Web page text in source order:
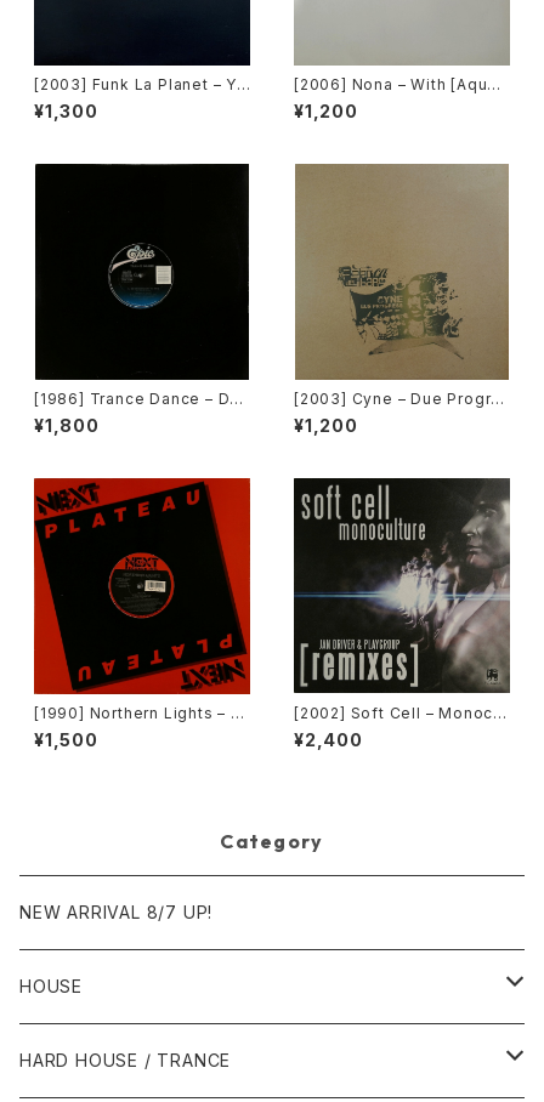
[2003] Funk La Planet – Yo
u Gave Me Love (Funk La
Planet 007)[Funk La Plane
¥1,300
[2006] Nona – With [Aqua]
[PROMO]
¥1,200
[1986] Trance Dance – Do
The Dance [Epic]
¥1,800
[2003] Cyne – Due Progre
ss [Botanica Del Jibaro]
¥1,200
[1990] Northern Lights – J
et Lag [Next Plateau Recor
ds Inc.]
¥1,500
[2002] Soft Cell – Monocul
ture (Jan Driver & Playgrou
p Remixes) [3 Lanka]
¥2,400
Category
NEW ARRIVAL 8/7 UP!
HOUSE
1980年代
HARD HOUSE / TRANCE